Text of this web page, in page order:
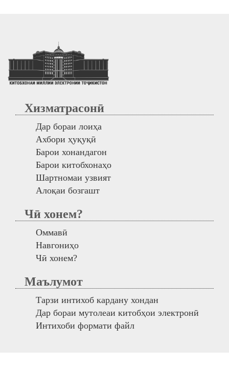
Хизматрасонӣ
Дар бораи лоиҳа
Ахбори ҳуқуқӣ
Барои хонандагон
Барои китобхонаҳо
Шартномаи узвият
Алоқаи бозгашт
Чӣ хонем?
Оммавӣ
Навгониҳо
Чӣ хонем?
Маълумот
Тарзи интихоб кардану хондан
Дар бораи мутолеаи китобҳои электронӣ
Интихоби формати файл